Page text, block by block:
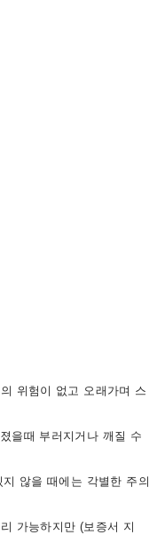
위험이 없고 오래가며 스
을때 부러지거나 깨질 수
않을 때에는 각별한 주의
가능하지만 (보증서 지